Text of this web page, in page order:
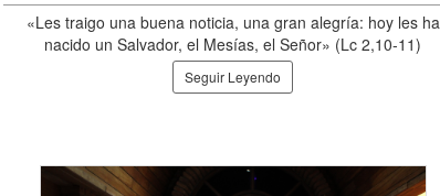
«Les traigo una buena noticia, una gran alegría: hoy les ha
nacido un Salvador, el Mesías, el Señor» (Lc 2,10-11)
Seguir Leyendo